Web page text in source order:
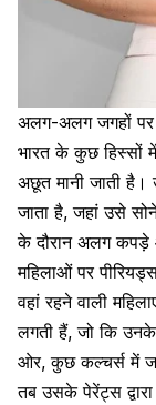
अलग-अलग जगहों पर
भारत के कुछ
अछूत मानी जाती
जाता है, जहां उसे
के दौरानअलग कपड़े
महिलाओं पर
वहां रहने वाली
लगती हैं, जो कि उनके
ओर, कुछ कल्चर्स में
तब उसके पेरेंट्स